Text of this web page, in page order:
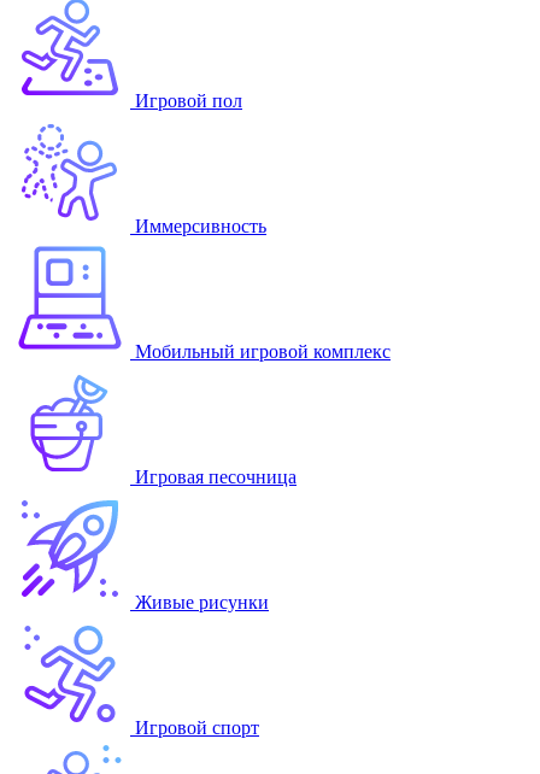
Игровой пол
Иммерсивность
Мобильный игровой комплекс
Игровая песочница
Живые рисунки
Игровой спорт